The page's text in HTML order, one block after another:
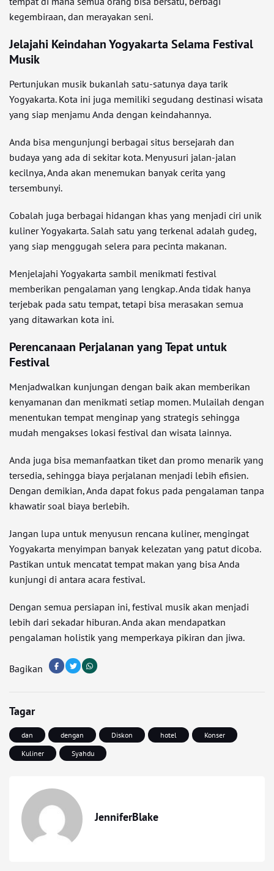
kegembiraan, dan merayakan seni.
Jelajahi Keindahan Yogyakarta Selama Festival
Musik
Pertunjukan musik bukanlah satu-satunya daya tarik
Yogyakarta. Kota ini juga memiliki segudang destinasi wisata
yang siap menjamu Anda dengan keindahannya.
Anda bisa mengunjungi berbagai situs bersejarah dan
budaya yang ada di sekitar kota. Menyusuri jalan-jalan
kecilnya, Anda akan menemukan banyak cerita yang
tersembunyi.
Cobalah juga berbagai hidangan khas yang menjadi ciri unik
kuliner Yogyakarta. Salah satu yang terkenal adalah gudeg,
yang siap menggugah selera para pecinta makanan.
Menjelajahi Yogyakarta sambil menikmati festival
memberikan pengalaman yang lengkap. Anda tidak hanya
terjebak pada satu tempat, tetapi bisa merasakan semua
yang ditawarkan kota ini.
Perencanaan Perjalanan yang Tepat untuk
Festival
Menjadwalkan kunjungan dengan baik akan memberikan
kenyamanan dan menikmati setiap momen. Mulailah dengan
menentukan tempat menginap yang strategis sehingga
mudah mengakses lokasi festival dan wisata lainnya.
Anda juga bisa memanfaatkan tiket dan promo menarik yang
tersedia, sehingga biaya perjalanan menjadi lebih efisien.
Dengan demikian, Anda dapat fokus pada pengalaman tanpa
khawatir soal biaya berlebih.
Jangan lupa untuk menyusun rencana kuliner, mengingat
Yogyakarta menyimpan banyak kelezatan yang patut dicoba.
Pastikan untuk mencatat tempat makan yang bisa Anda
kunjungi di antara acara festival.
Dengan semua persiapan ini, festival musik akan menjadi
lebih dari sekadar hiburan. Anda akan mendapatkan
pengalaman holistik yang memperkaya pikiran dan jiwa.
Bagikan
Tagar
dan dengan Diskon hotel
Konser
Kuliner
Syahdu
JenniferBlake